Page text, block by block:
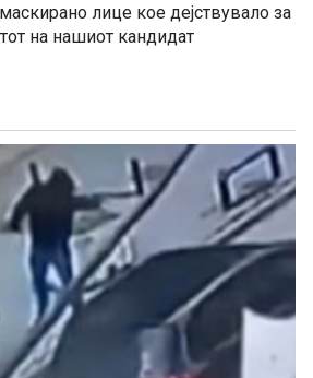
лице кое дејствувало за
на нашиот кандидат